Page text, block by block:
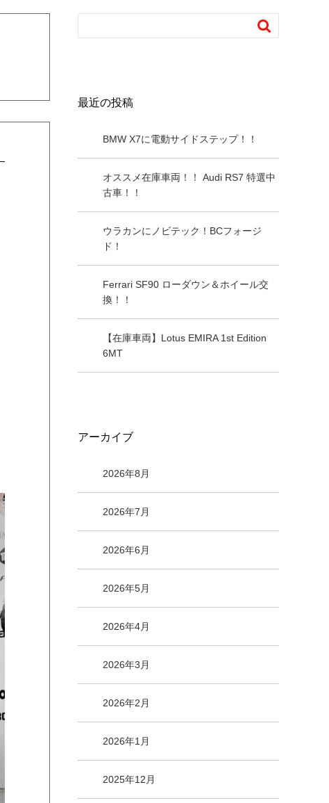

最近の投稿
BMW X7に電動サイドステップ！！
オススメ在庫車両！！ Audi RS7 特選中
古車！！
ウラカンにノビテック！BCフォージ
ド！
Ferrari SF90 ローダウン＆ホイール交
換！！
【在庫車両】Lotus EMIRA 1st Edition
6MT
アーカイブ
2026年8月
2026年7月
2026年6月
2026年5月
2026年4月
2026年3月
2026年2月
2026年1月
2025年12月